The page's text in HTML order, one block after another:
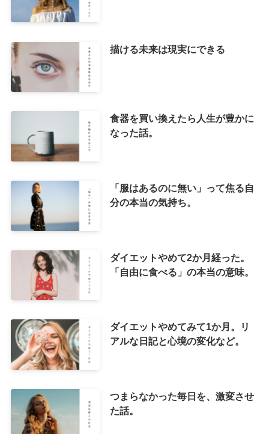
描ける未来は現実にできる
食器を買い換えたら人生が豊かに
なった話。
「服はあるのに無い」って焦る自
分の本当の気持ち。
ダイエットやめて2か月経った。
「自由に食べる」の本当の意味。
ダイエットやめてみて1か月。リ
アルな日記と心境の変化など。
つまらなかった毎日を、激変させ
た話。